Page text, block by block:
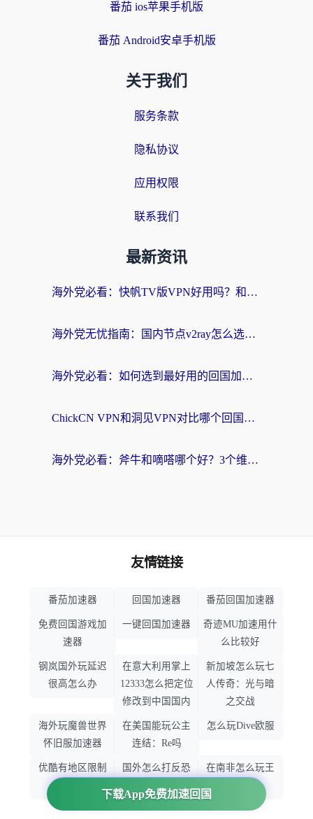
番茄 ios苹果手机版
番茄 Android安卓手机版
关于我们
服务条款
隐私协议
应用权限
联系我们
最新资讯
海外党必看：快帆TV版VPN好用吗？和快游VPN对比哪个回国效果更好？附实用避坑指南
海外党无忧指南：国内节点v2ray怎么选？一键回国VPN+多场景实测帮你避坑
海外党必看：如何选到最好用的回国加速器？从节点到售后的全维度指南
ChickCN VPN和洞见VPN对比哪个回国效果更好？海外党亲测3款加速器+避坑指南
海外党必看：斧牛和嘀嗒哪个好？3个维度教你选对回国加速器
下载App免费加速回国
友情链接
番茄加速器 回国加速器 番茄回国加速器
免费回国游戏加
速器
一键回国加速器
奇迹MU加速用什
么比较好
钢岚国外玩延迟
很高怎么办
在意大利用掌上
12333怎么把定位
修改到中国国内
新加坡怎么玩七
人传奇：光与暗
之交战
海外玩魔兽世界
怀旧服加速器
在美国能玩公主
连结：Re吗
怎么玩Dive欧服
优酷有地区限制
国外怎么打反恐
精英：全球攻势
在南非怎么玩王